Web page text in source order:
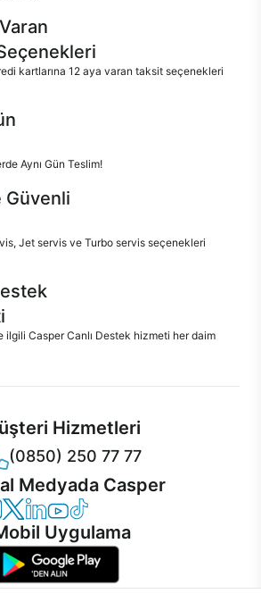
kartlarına 12 aya varan taksit seçenekleri
Aynı Gün Teslim!
Güvenli
Jet servis ve Turbo servis seçenekleri
ilgili Casper Canlı Destek hizmeti her daim
Hizmetleri
(0850) 250 77 77
Medyada Casper
Facebook
Instagram
Casper Twitter
Casper LinkedIn
Casper YouTube
Casper TikTok
Uygulama